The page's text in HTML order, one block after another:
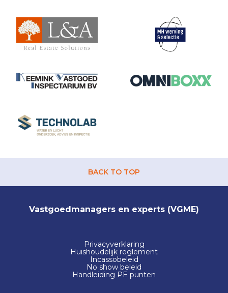
BACK TO TOP
Vastgoedmanagers en experts (VGME)
Privacyverklaring
Huishoudelijk reglement
Incassobeleid
No show beleid
Handleiding PE punten